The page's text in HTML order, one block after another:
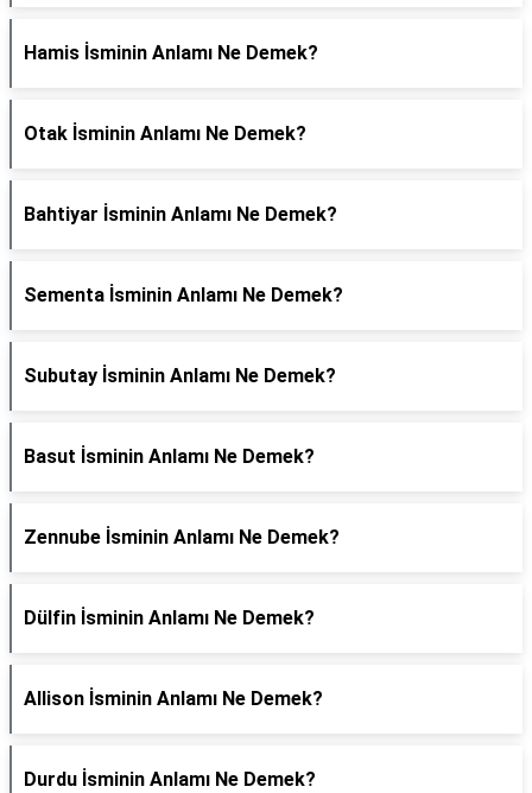
Hamis İsminin Anlamı Ne Demek?
Otak İsminin Anlamı Ne Demek?
Bahtiyar İsminin Anlamı Ne Demek?
Sementa İsminin Anlamı Ne Demek?
Subutay İsminin Anlamı Ne Demek?
Basut İsminin Anlamı Ne Demek?
Zennube İsminin Anlamı Ne Demek?
Dülfin İsminin Anlamı Ne Demek?
Allison İsminin Anlamı Ne Demek?
Durdu İsminin Anlamı Ne Demek?